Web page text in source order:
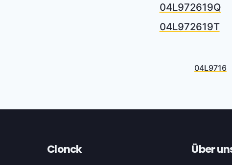
04L972619Q
04L972619T
04L9716
FooterClonck Über